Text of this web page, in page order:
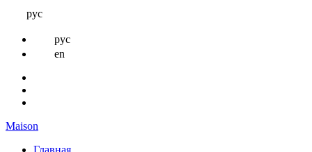
рус
рус
en
Maison
Главная